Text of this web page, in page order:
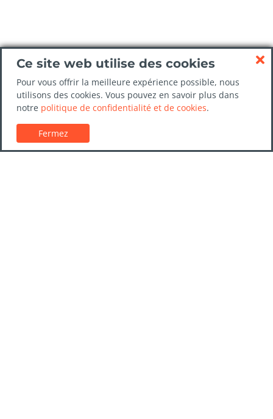
Ce site web utilise des cookies
Pour vous offrir la meilleure expérience possible, nous
utilisons des cookies. Vous pouvez en savoir plus dans
notre politique de confidentialité et de cookies.
Fermez